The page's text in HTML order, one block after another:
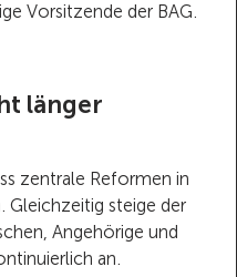
Vorsitzende der BAG.
länger
zentrale Reformen in
Gleichzeitig steige der
Angehörige und
an.